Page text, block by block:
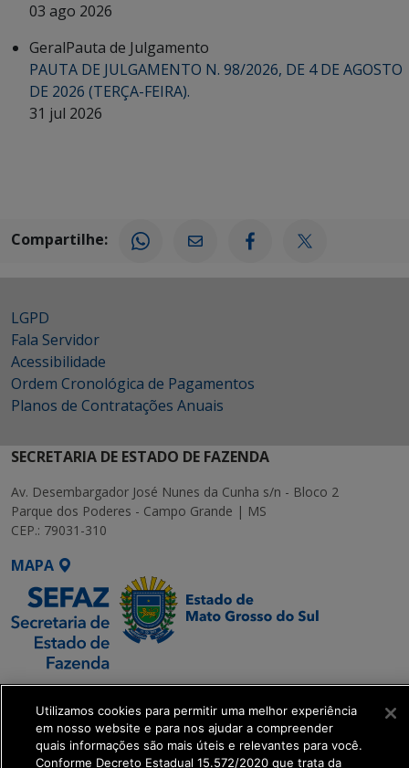
03 ago 2026
GeralPauta de Julgamento
PAUTA DE JULGAMENTO N. 98/2026, DE 4 DE AGOSTO
DE 2026 (TERÇA-FEIRA).
31 jul 2026
Compartilhe:
LGPD
Fala Servidor
Acessibilidade
Ordem Cronológica de Pagamentos
Planos de Contratações Anuais
SECRETARIA DE ESTADO DE FAZENDA
Av. Desembargador José Nunes da Cunha s/n - Bloco 2
Parque dos Poderes - Campo Grande | MS
CEP.: 79031-310
MAPA
SETDIG | Secretaria-
Executiva de
Transformação Digital
Utilizamos cookies para permitir uma melhor experiência
em nosso website e para nos ajudar a compreender
quais informações são mais úteis e relevantes para você.
Conforme Decreto Estadual 15.572/2020 que trata da